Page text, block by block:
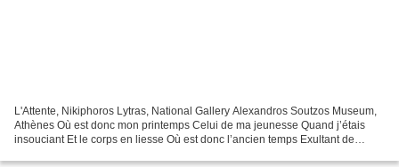
L'Attente, Nikiphoros Lytras, National Gallery Alexandros Soutzos Museum,
Athènes Où est donc mon printemps Celui de ma jeunesse Quand j’étais
insouciant Et le corps en liesse Où est donc l’ancien temps Exultant de